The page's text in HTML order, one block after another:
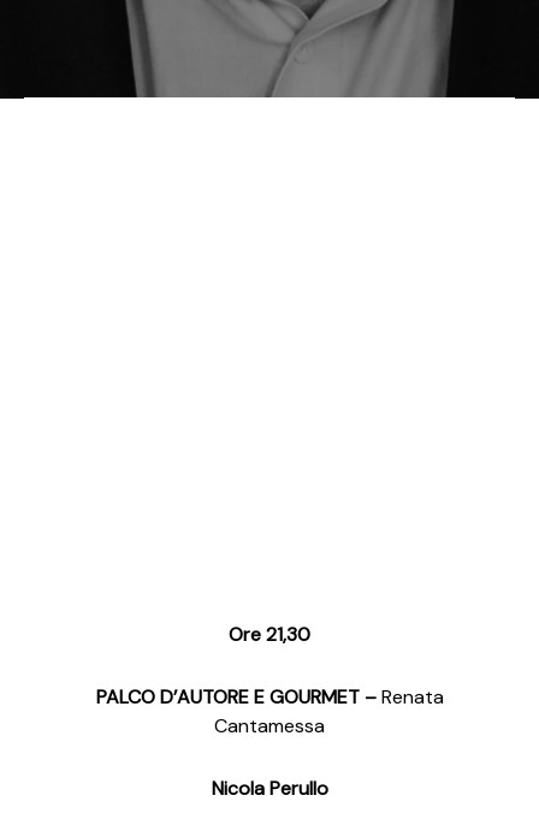
Ore 21,30
PALCO D’AUTORE E GOURMET –Renata
Cantamessa
Nicola Perullo